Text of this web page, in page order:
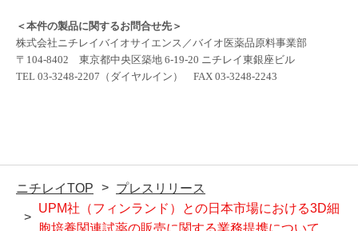
＜本件の製品に関するお問合せ先＞
株式会社ニチレイバイオサイエンス／バイオ医薬品原料事業部
〒 104-8402 東京都中央区築地 6-19-20 ニチレイ東銀座ビル
TEL 03-3248-2207 （ダイヤルイン） FAX 03-3248-2243
ニチレイTOP
プレスリリース
UPM社（フィンランド）との日本市場における3D細
胞培養関連試薬の販売に関する業務提携について